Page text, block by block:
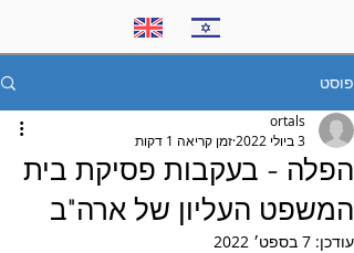
פוסט
הפלה - בעקבות פסיקת בית
המשפט העליון של ארה"ב
ortals
3 ביולי 2022
זמן קריאה 1 דקות
עודכן: 7 בספט׳ 2022